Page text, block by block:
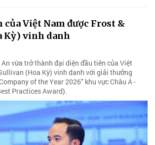
của Việt Nam được Frost &
Kỳ) vinh danh
vừa trở thành đại diện đầu tiên của Việt
(Hoa Kỳ) vinh danh với giải thưởng
of the Year 2026" khu vực Châu Á -
Practices Award).